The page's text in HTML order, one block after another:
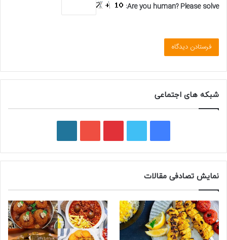
Are you human? Please solve:
شبکه های اجتماعی
ی
س
ب
و
ک
و
ی
ت
ر
ی
ت
ر
ی
و
ی
و
ب
ر
پ
ر
س
نمایش تصادفی مقالات